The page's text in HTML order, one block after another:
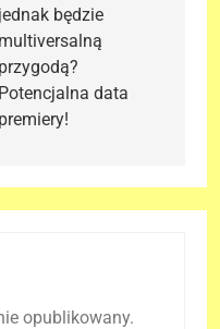
jednak będzie
multiversalną
przygodą?
Potencjalna data
premiery!
opublikowany.